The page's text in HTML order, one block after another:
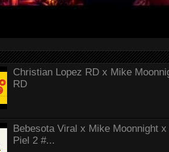
Christian Lopez RD x Mike
RD
Bebesota Viral x Mike Moonnight
Piel 2 #...